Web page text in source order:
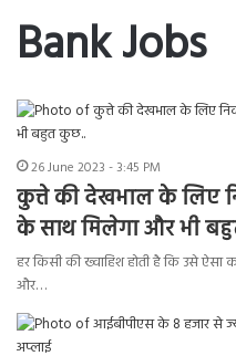
Bank Jobs
26 June 2023 - 3:45 PM
कुत्ते की देखभाल के लिए
के साथ मिलेगा और भी
हर किसी की ख्वाहिश होती है कि उसे
और…